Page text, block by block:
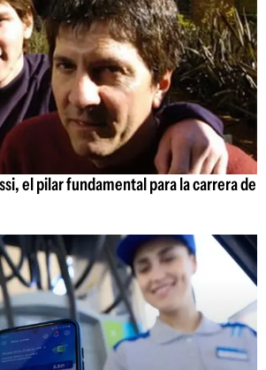
el pilar fundamental para la carrera de